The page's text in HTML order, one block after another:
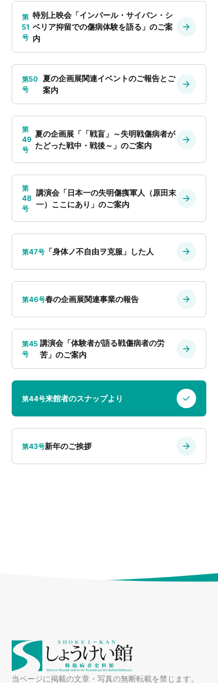
第
51
号
特別上映会「インパール・サイパン・シ
ベリア抑留での傷病体験を語る」のご案
内
第50
号
夏の企画展関連イベントのご報告とご
案内
第
49
号
夏の企画展「「戦盲」～失明戦傷病者が
たどった戦中・戦後～」のご案内
第
48
号
講演会「日本一の失明傷痍軍人（原田末
一）ここにあり」のご案内
第47号 「身体ノ不自由ヲ克服」した人
第46号春の企画展関連事業の報告
第45
号
講演会「体験者が語る戦傷病者の労
苦」のご案内
第44号来館者のスナップより
第43号新年のご挨拶
当ページに掲載の文章・写真の無断転載を禁じます。